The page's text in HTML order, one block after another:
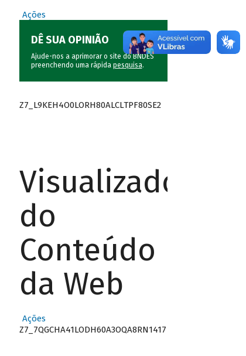
Ações
DÊ SUA OPINIÃO
Ajude-nos a aprimorar o site do BNDES
preenchendo uma rápida pesquisa.
Z7_L9KEH4O0LORH80ALCLTPF80SE2
Visualizador
do
Conteúdo
da Web
Ações
Z7_7QGCHA41LODH60A3OQA8RN1417